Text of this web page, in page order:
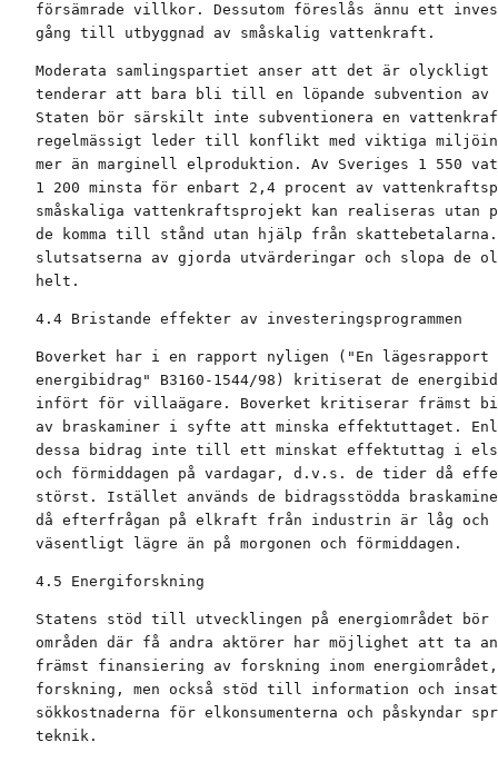
försämrade villkor. Dessutom föreslås ännu ett
gång till utbyggnad av småskalig vattenkraft.
Moderata samlingspartiet anser att det är olyckligt
tenderar att bara bli till en löpande subvention av
Staten bör särskilt inte subventionera en
regelmässigt leder till konflikt med viktiga
mer än marginell elproduktion. Av Sveriges 1 550
1 200 minsta för enbart 2,4 procent av
småskaliga vattenkraftsprojekt kan realiseras utan
de komma till stånd utan hjälp från skattebetalarna.
slutsatserna av gjorda utvärderingar och slopa de
helt.
4.4 Bristande effekter av investeringsprogrammen
Boverket har i en rapport nyligen ("En lägesrapport
energibidrag" B3160-1544/98) kritiserat de
infört för villaägare. Boverket kritiserar främst
av braskaminer i syfte att minska effektuttaget.
dessa bidrag inte till ett minskat effektuttag i
och förmiddagen på vardagar, d.v.s. de tider då
störst. Istället används de bidragsstödda
då efterfrågan på elkraft från industrin är låg och
väsentligt lägre än på morgonen och förmiddagen.
4.5 Energiforskning
Statens stöd till utvecklingen på energiområdet
områden där få andra aktörer har möjlighet att ta
främst finansiering av forskning inom
forskning, men också stöd till information och
sökkostnaderna för elkonsumenterna och påskyndar
teknik.